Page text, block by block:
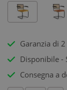
Garanzia di
Disponibile -
Consegna a